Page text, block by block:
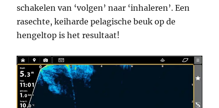
schakelen van ‘volgen’ naar ‘inhaleren’. Een
rasechte, keiharde pelagische beuk op de
hengeltop is het resultaat!